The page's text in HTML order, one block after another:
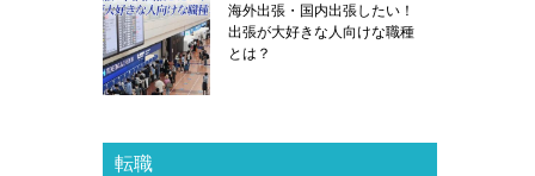
海外出張・国内出張したい！
出張が大好きな人向けな職種
とは？
転職